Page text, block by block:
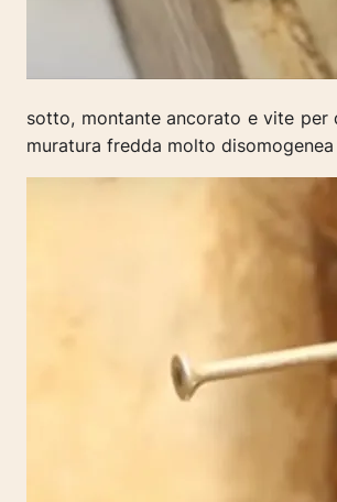
sotto, montante ancorato e vite per
muratura fredda molto disomogenea